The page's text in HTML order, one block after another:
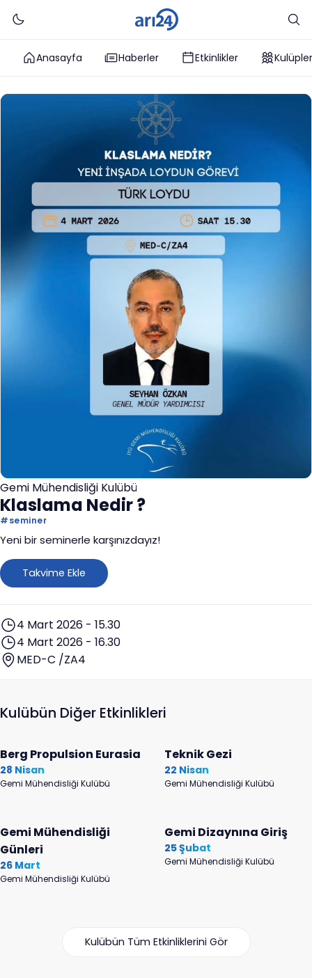
Anasayfa Haberler Etkinlikler Kulüpler
Gemi Mühendisliği Kulübü
Klaslama Nedir ?
#seminer
Yeni bir seminerle karşınızdayız!
Takvime Ekle
4 Mart 2026 - 15.30
4 Mart 2026 - 16.30
MED-C /ZA4
Kulübün Diğer Etkinlikleri
Berg Propulsion Eurasia
28 Nisan
Gemi Mühendisliği Kulübü
Teknik Gezi
22 Nisan
Gemi Mühendisliği Kulübü
Gemi Mühendisliği
Günleri
26 Mart
Gemi Mühendisliği Kulübü
Gemi Dizaynına Giriş
25 Şubat
Gemi Mühendisliği Kulübü
Kulübün Tüm Etkinliklerini Gör